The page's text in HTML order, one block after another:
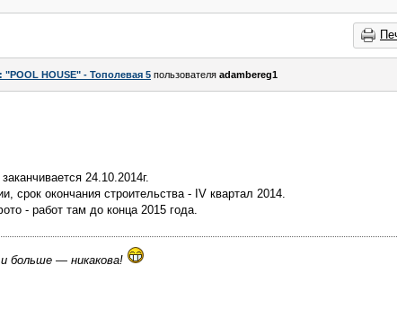
"POOL HOUSE" - Тополевая 5 пользователя adambereg1
24.10.2014г.
срок окончания строительства - IV квартал 2014.
- работ там до конца 2015 года.
больше — никакова!